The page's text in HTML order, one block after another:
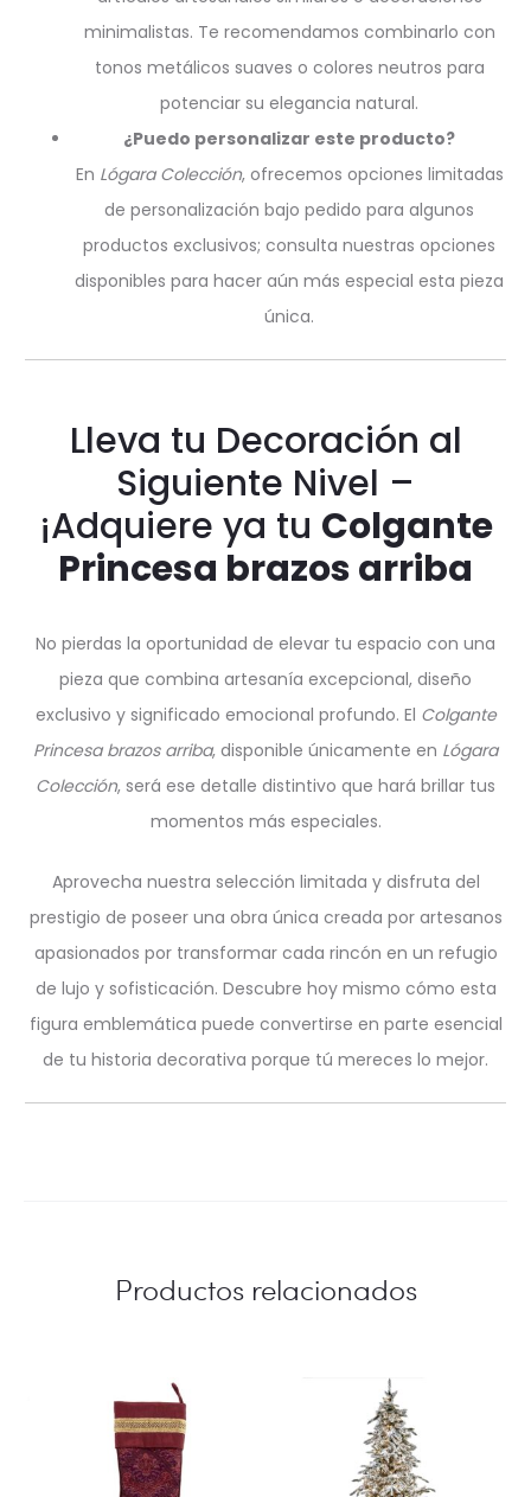
minimalistas. Te recomendamos combinarlo con
tonos metálicos suaves o colores neutros para
potenciar su elegancia natural.
¿Puedo personalizar este producto?
En Lógara Colección, ofrecemos opciones limitadas
de personalización bajo pedido para algunos
productos exclusivos; consulta nuestras opciones
disponibles para hacer aún más especial esta pieza
única.
Lleva tu Decoración al
Siguiente Nivel –
¡Adquiere ya tu Colgante
Princesa brazos arriba
No pierdas la oportunidad de elevar tu espacio con una
pieza que combina artesanía excepcional, diseño
exclusivo y significado emocional profundo. El Colgante
Princesa brazos arriba, disponible únicamente en Lógara
Colección, será ese detalle distintivo que hará brillar tus
momentos más especiales.
Aprovecha nuestra selección limitada y disfruta del
prestigio de poseer una obra única creada por artesanos
apasionados por transformar cada rincón en un refugio
de lujo y sofisticación. Descubre hoy mismo cómo esta
figura emblemática puede convertirse en parte esencial
de tu historia decorativa porque tú mereces lo mejor.
Productos relacionados